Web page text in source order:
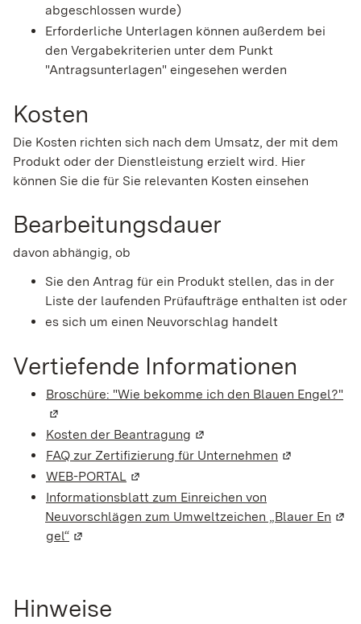
abgeschlossen wurde)
Erforderliche Unterlagen können außerdem bei
den Vergabekriterien unter dem Punkt
"Antragsunterlagen" eingesehen werden
Kosten
Die Kosten richten sich nach dem Umsatz, der mit dem
Produkt oder der Dienstleistung erzielt wird. Hier
können Sie die für Sie relevanten Kosten einsehen
Bearbeitungsdauer
davon abhängig, ob
Sie den Antrag für ein Produkt stellen, das in der
Liste der laufenden Prüfaufträge enthalten ist oder
es sich um einen Neuvorschlag handelt
Vertiefende Informationen
Broschüre: "Wie bekomme ich den Blauen Engel?"
Kosten der Beantragung (Wird in einem neuen
FAQ zur Zertifizierung für Unternehmen (Wird in
WEB-PORTAL (Wird in einem neuen Fenster geöffnet)
Informationsblatt zum Einreichen von
Neuvorschlägen zum Umweltzeichen „Blauer En
gel“ (Wird in einem neuen Fenster geöffnet)
Hinweise